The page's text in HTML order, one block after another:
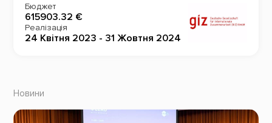
Бюджет
615903.32 €
Реалізація
24 Квітня 2023 - 31 Жовтня 2024
Новини